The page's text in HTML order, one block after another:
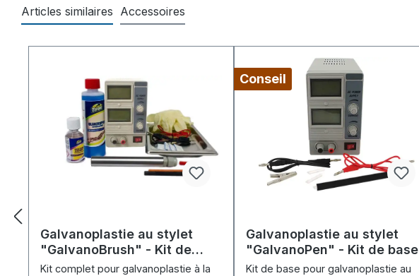
Articles similaires Accessoires
Galvanoplastie au stylet
"GalvanoBrush" - Kit de
démarrage
Kit complet pour galvanoplastie à la
Conseil
Galvanoplastie au stylet
"GalvanoPen" - Kit de base
Kit de base pour galvanoplastie au